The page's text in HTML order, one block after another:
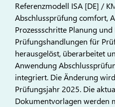
Referenzmodell ISA [DE] /
Abschlussprüfung comfort,
Prozessschritte Planung
Prüfungshandlungen für
herausgelöst, überarbeitet
Anwendung
integriert. Die Änderung
Prüfungsjahr 2025. Die
Dokumentvorlagen werden